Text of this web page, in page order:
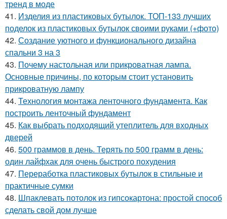
тренд в моде
41. Изделия из пластиковых бутылок. ТОП-133 лучших
поделок из пластиковых бутылок своими руками (+фото)
42. Создание уютного и функционального дизайна
спальни 3 на 3
43. Почему настольная или прикроватная лампа.
Основные причины, по которым стоит установить
прикроватную лампу
44. Технология монтажа ленточного фундамента. Как
построить ленточный фундамент
45. Как выбрать подходящий утеплитель для входных
дверей
46. 500 граммов в день. Терять по 500 грамм в день:
один лайфхак для очень быстрого похудения
47. Переработка пластиковых бутылок в стильные и
практичные сумки
48. Шпаклевать потолок из гипсокартона: простой способ
сделать свой дом лучше